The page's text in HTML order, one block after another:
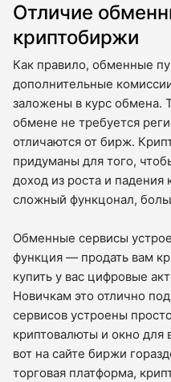
Отличие
криптобиржи
Как правило, обменные
дополнительные
заложены в курс обмена.
обмене не требуется
отличаются от бирж.
придуманы для того,
доход из роста и
сложный функцонал,
Обменные сервисы
функция — продать вам
купить у вас цифровые
Новичкам это отлично
сервисов устроены
криптовалюты и окно
вот на сайте биржи
торговая платформа,